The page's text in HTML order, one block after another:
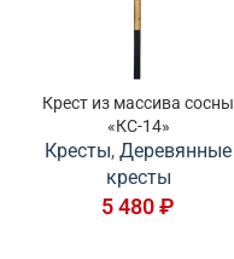
Крест из массива сосны
«КС-14»
Кресты, Деревянные
кресты
5 480₽